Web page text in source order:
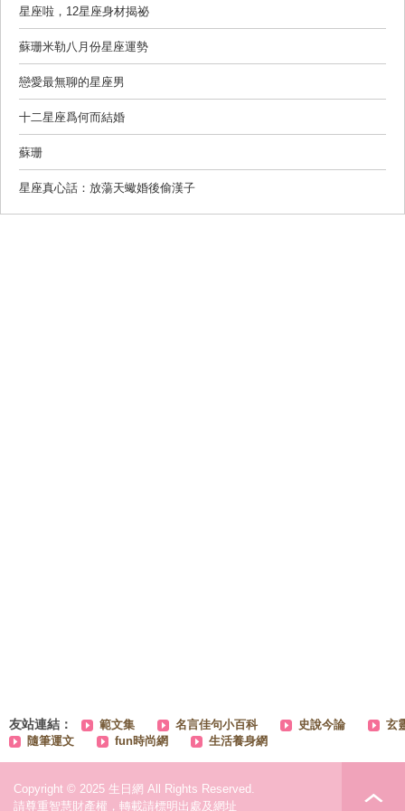
星座啦，12星座身材揭祕
蘇珊米勒八月份星座運勢
戀愛最無聊的星座男
十二星座爲何而結婚
蘇珊
星座真心話：放蕩天蠍婚後偷漢子
友站連結： 範文集 名言佳句小百科 史說今論
玄
隨筆運文
fun時尚網 生活養身網
Copyright © 2025 生日網 All Rights Reserved.
請尊重智慧財產權，轉載請標明出處及網址